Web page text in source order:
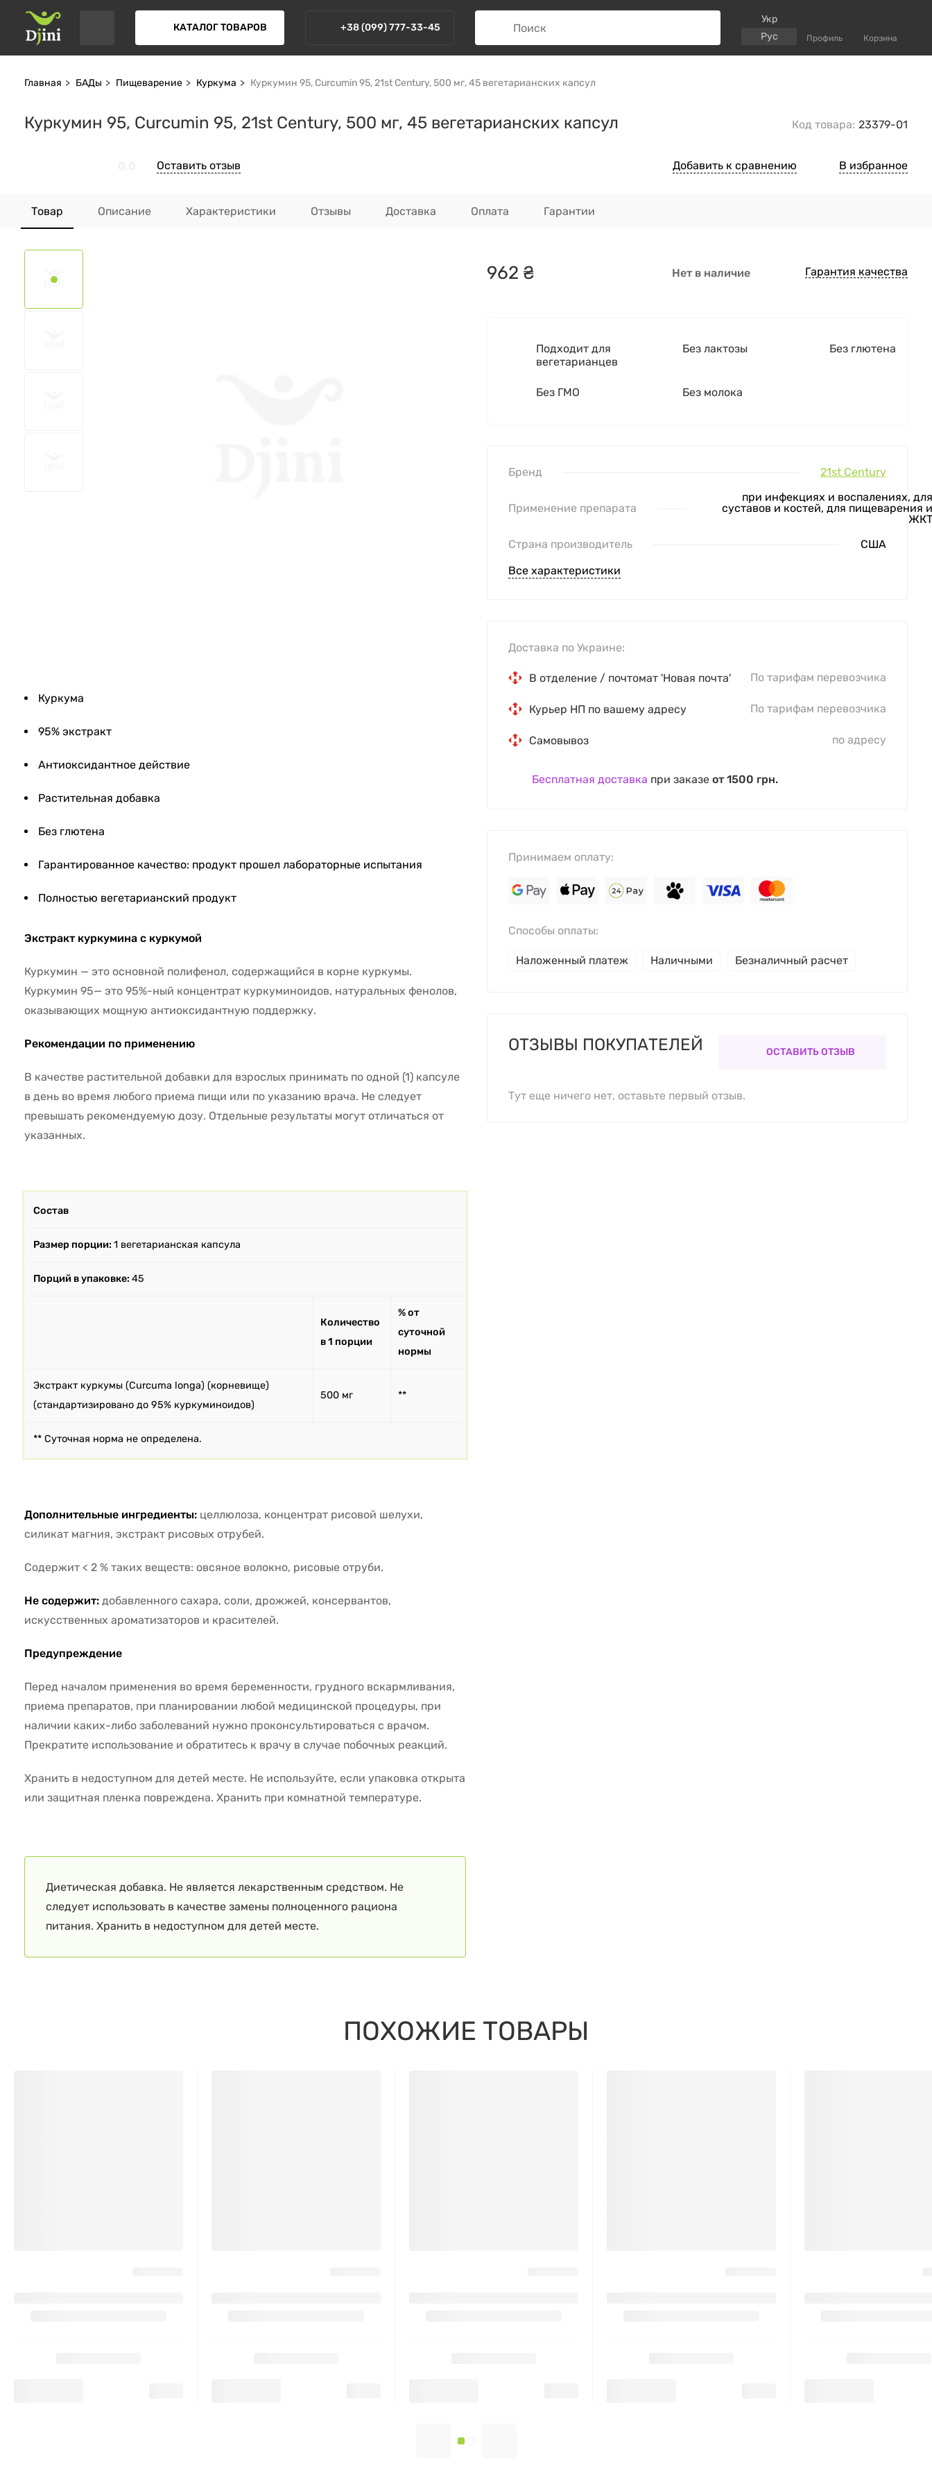
КАТАЛОГ ТОВАРОВ +38 (099) 777-33-45
Укр
Рус
Профиль Корзина
Главная БАДы Пищеварение Куркума Куркумин 95, Curcumin 95, 21st Century, 500 мг, 45 вегетарианских капсул
Куркумин 95, Curcumin 95, 21st Century, 500 мг, 45 вегетарианских капсул Код товара: 23379-01
Оставить отзыв Добавить к сравнению В избранное
Товар Описание Характеристики Отзывы Доставка Оплата Гарантии
Диетическая добавка. Не является лекарственным средством. Не
следует использовать в качестве замены полноценного рациона
питания. Хранить в недоступном для детей месте.
Куркума
95% экстракт
Антиоксидантное действие
Растительная добавка
Без глютена
Гарантированное качество: продукт прошел лабораторные испытания
Полностью вегетарианский продукт
Экстракт куркумина с куркумой
Куркумин — это основной полифенол, содержащийся в корне куркумы.
Куркумин 95— это 95%-ный концентрат куркуминоидов, натуральных фенолов,
оказывающих мощную антиоксидантную поддержку.
Рекомендации по применению
В качестве растительной добавки для взрослых принимать по одной (1) капсуле
в день во время любого приема пищи или по указанию врача. Не следует
превышать рекомендуемую дозу. Отдельные результаты могут отличаться от
указанных.
Состав
Размер порции: 1 вегетарианская капсула
Порций в упаковке: 45
Количество
в 1 порции
% от
суточной
нормы
Экстракт куркумы (Curcuma longa) (корневище)
(стандартизировано до 95% куркуминоидов)
500 мг **
** Суточная норма не определена.
Дополнительные ингредиенты: целлюлоза, концентрат рисовой шелухи,
силикат магния, экстракт рисовых отрубей.
Содержит < 2 % таких веществ: овсяное волокно, рисовые отруби.
Не содержит: добавленного сахара, соли, дрожжей, консервантов,
искусственных ароматизаторов и красителей.
Предупреждение
Перед началом применения во время беременности, грудного вскармливания,
приема препаратов, при планировании любой медицинской процедуры, при
наличии каких-либо заболеваний нужно проконсультироваться с врачом.
Прекратите использование и обратитесь к врачу в случае побочных реакций.
Хранить в недоступном для детей месте. Не используйте, если упаковка открыта
или защитная пленка повреждена. Хранить при комнатной температуре.
962 ₴ Нет в наличие Гарантия качества
Подходит для
вегетарианцев
Без лактозы Без глютена
Без ГМО Без молока
Доставка по Украине:
В отделение / почтомат 'Новая почта' По тарифам перевозчика
Курьер НП по вашему адресу По тарифам перевозчика
Самовывоз по адресу
Бесплатная доставка при заказе от 1500 грн.
Принимаем оплату:
Способы оплаты:
Наложенный платеж Наличными Безналичный расчет
Бренд 21st Century
Применение препарата
при инфекциях и воспалениях, для
суставов и костей, для пищеварения и
ЖКТ
Страна производитель
США
Все характеристики
ОТЗЫВЫ ПОКУПАТЕЛЕЙ ОСТАВИТЬ ОТЗЫВ
Тут еще ничего нет, оставьте первый отзыв.
ПОХОЖИЕ ТОВАРЫ